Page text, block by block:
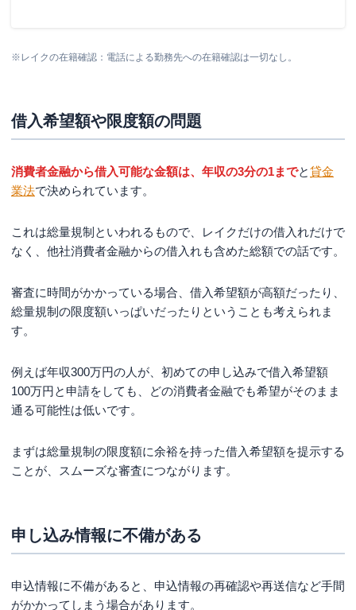
※レイクの在籍確認：電話による勤務先への在籍確認は一切なし。
借入希望額や限度額の問題
消費者金融から借入可能な金額は、年収の3分の1までと貸金
業法で決められています。
これは総量規制といわれるもので、レイクだけの借入れだけで
なく、他社消費者金融からの借入れも含めた総額での話です。
審査に時間がかかっている場合、借入希望額が高額だったり、
総量規制の限度額いっぱいだったりということも考えられま
す。
例えば年収300万円の人が、初めての申し込みで借入希望額
100万円と申請をしても、どの消費者金融でも希望がそのまま
通る可能性は低いです。
まずは総量規制の限度額に余裕を持った借入希望額を提示する
ことが、スムーズな審査につながります。
申し込み情報に不備がある
申込情報に不備があると、申込情報の再確認や再送信など手間
がかかってしまう場合があります。